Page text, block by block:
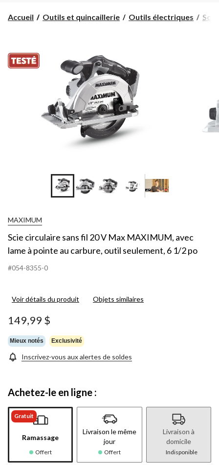
Accueil Outils et quincaillerie Outils électriques
+4
MAXIMUM
Scie circulaire sans fil 20 V Max MAXIMUM, avec
lame à pointe au carbure, outil seulement, 6 1/2 po
#054-8355-0
Voir détails du produit Objets similaires
149,99 $
Mieux notés Exclusivité
Inscrivez-vous aux alertes de soldes
Achetez-le en ligne :
Gratuit
Ramassage
Offert
Livraison le même
jour
Offert
Livraison à
domicile
Indisponible